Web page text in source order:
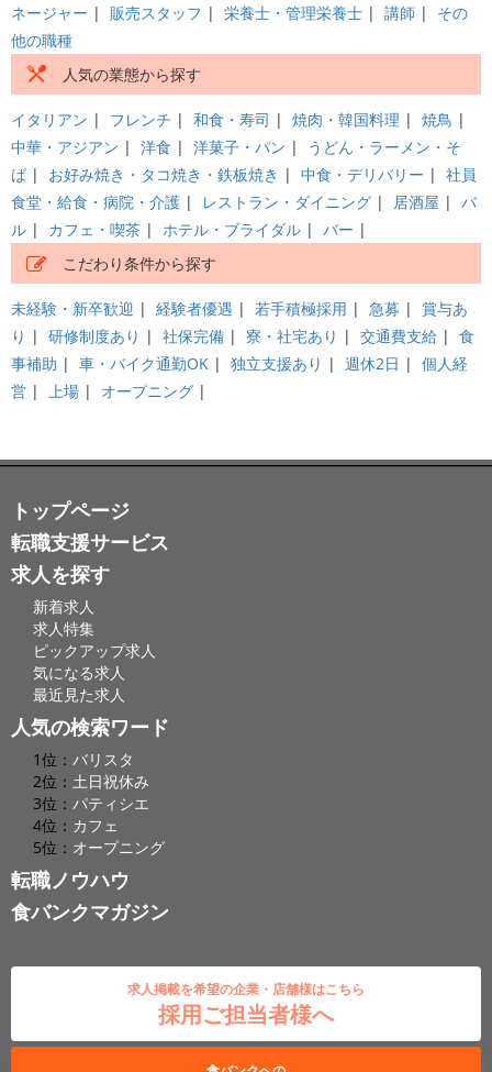
ネージャー | 販売スタッフ | 栄養士・管理栄養士 | 講師 | その
他の職種
人気の業態から探す
イタリアン | フレンチ | 和食・寿司 | 焼肉・韓国料理 | 焼鳥 |
中華・アジアン | 洋食 | 洋菓子・パン |
うどん・ラーメン・そ
ば | お好み焼き・タコ焼き・鉄板焼き | 中食・デリバリー | 社員
食堂・給食・病院・介護 | レストラン・ダイニング | 居酒屋 | バ
ル | カフェ・喫茶 | ホテル・ブライダル | バー |
こだわり条件から探す
未経験・新卒歓迎 | 経験者優遇 | 若手積極採用 | 急募 | 賞与あ
り | 研修制度あり | 社保完備 | 寮・社宅あり | 交通費支給 | 食
事補助 | 車・バイク通勤OK | 独立支援あり | 週休2日 | 個人経
営 | 上場 | オープニング |
トップページ
転職支援サービス
求人を探す
新着求人
求人特集
ピックアップ求人
気になる求人
最近見た求人
人気の検索ワード
1位： バリスタ
2位： 土日祝休み
3位： パティシエ
4位： カフェ
5位： オープニング
転職ノウハウ
食バンクマガジン
求人掲載を希望の企業・店舗様はこちら
採用ご担当者様へ